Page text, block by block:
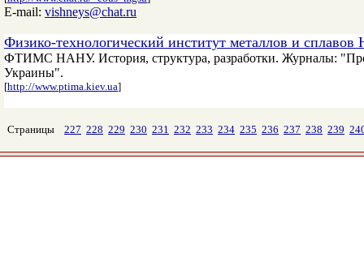
E-mail: vishneys@chat.ru
Физико-технологический институт металлов и
ФТИМС НАНУ. История, структура, разработки. Журналы:
Украины".
[http://www.ptima.kiev.ua]
Страницы 227 228 229 230 231 232 233 234 235 236 237 238 239